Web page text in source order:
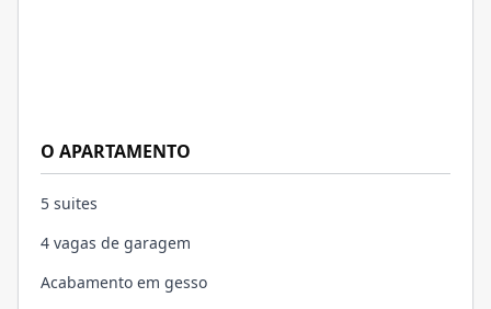
O APARTAMENTO
5 suites
4 vagas de garagem
Acabamento em gesso